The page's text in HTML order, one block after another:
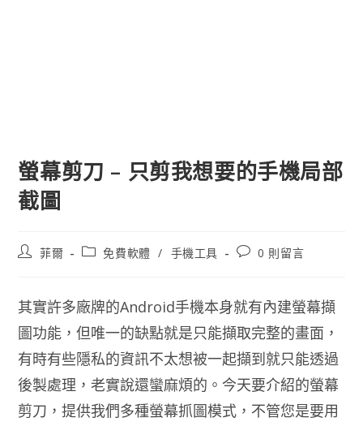
螢幕剪刀 – 只剪我想要的手機局部
截圖
文
者:
菲爾
文
別:
免費軟體 / 手機工具
文
論：
0 則留言
其實許多廠牌的Android手機本身就有內建螢幕擷
圖功能，但唯一的缺點就是只能擷取完整的畫面，
有時有些隱私的資訊不太想被一起擷到就只能透過
後製處理，老實說還蠻麻煩的。今天要介紹的螢幕
剪刀，提供我們多種螢幕抓圖模式，不管您是要用